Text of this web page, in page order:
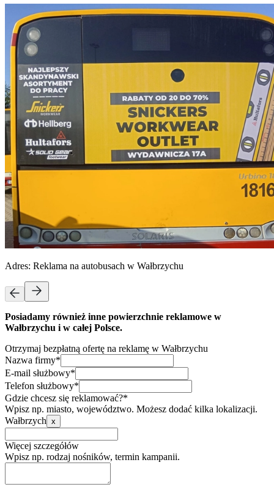
Adres: Reklama na autobusach w Wałbrzychu
Posiadamy również inne powierzchnie reklamowe w
Wałbrzychu i w całej Polsce.
Otrzymaj bezpłatną ofertę na reklamę w Wałbrzychu
Nazwa firmy*
E-mail służbowy*
Telefon służbowy*
Gdzie chcesz się reklamować?*
Wpisz np. miasto, województwo. Możesz dodać kilka lokalizacji.
Wałbrzych x
Więcej szczegółów
Wpisz np. rodzaj nośników, termin kampanii.